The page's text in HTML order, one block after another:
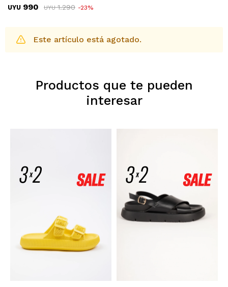
UYU 990 UYU 1.290 23
Este artículo está agotado.
Productos que te pueden
interesar